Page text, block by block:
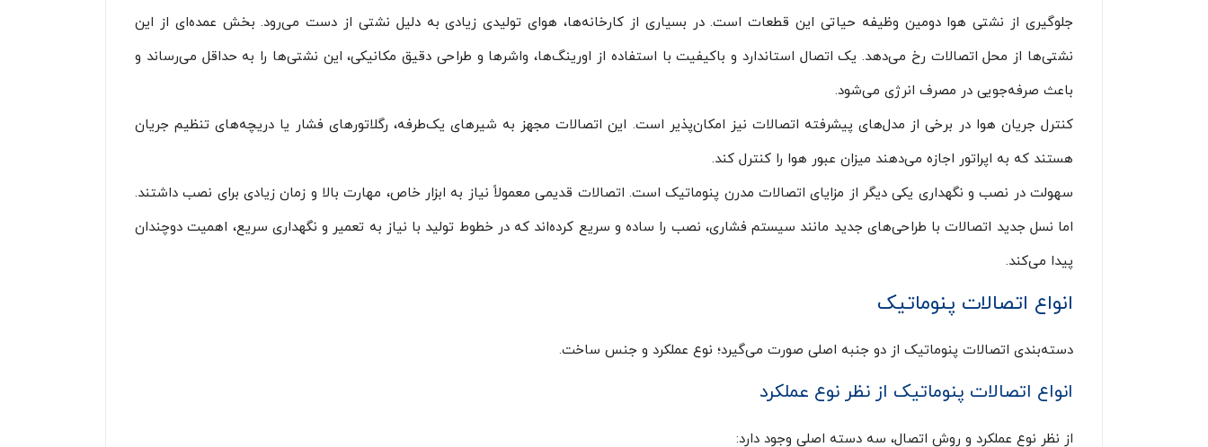
جلوگیری از نشتی هوا دومین وظیفه حیاتی این قطعات است. در بسیاری از کارخانه‌ها، هوای تولیدی زیادی به دلیل نشتی از دست می‌رود. بخش عمده‌ای از این
نشتی‌ها از محل اتصالات رخ می‌دهد. یک اتصال استاندارد و باکیفیت با استفاده از اورینگ‌ها، واشرها و طراحی دقیق مکانیکی، این نشتی‌ها را به حداقل می‌رساند و
باعث صرفه‌جویی در مصرف انرژی می‌شود.
کنترل جریان هوا در برخی از مدل‌های پیشرفته اتصالات نیز امکان‌پذیر است. این اتصالات مجهز به شیرهای یک‌طرفه، رگلاتورهای فشار یا دریچه‌های تنظیم جریان
هستند که به اپراتور اجازه می‌دهند میزان عبور هوا را کنترل کند.
سهولت در نصب و نگهداری یکی دیگر از مزایای اتصالات مدرن پنوماتیک است. اتصالات قدیمی معمولاً نیاز به ابزار خاص، مهارت بالا و زمان زیادی برای نصب داشتند.
اما نسل جدید اتصالات با طراحی‌های جدید مانند سیستم فشاری، نصب را ساده و سریع کرده‌اند که در خطوط تولید با نیاز به تعمیر و نگهداری سریع، اهمیت دوچندان
پیدا می‌کند.
انواع اتصالات پنوماتیک
دسته‌بندی اتصالات پنوماتیک از دو جنبه اصلی صورت می‌گیرد؛ نوع عملکرد و جنس ساخت.
انواع اتصالات پنوماتیک از نظر نوع عملکرد
از نظر نوع عملکرد و روش اتصال، سه دسته اصلی وجود دارد: